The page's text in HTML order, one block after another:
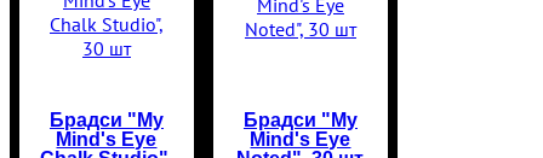
Брадси "My
Mind's Eye
Брадси "My
Mind's Eye